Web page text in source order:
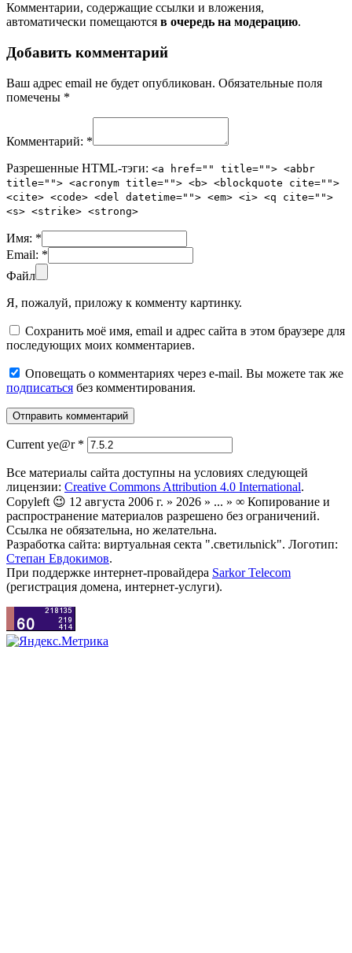
Комментарии, содержащие ссылки и вложения,
автоматически помещаются в очередь на модерацию.
Добавить комментарий
Ваш адрес email не будет опубликован. Обязательные поля
помечены *
Комментарий: *
Разрешенные HTML-тэги: <a href="" title=""> <abbr
title=""> <acronym title=""> <b> <blockquote cite="">
<cite> <code> <del datetime=""> <em> <i> <q cite="">
<s> <strike> <strong>
Имя: *
Email: *
Файл
Я, пожалуй, приложу к комменту картинку.
Сохранить моё имя, email и адрес сайта в этом браузере для
последующих моих комментариев.
Оповещать о комментариях через e-mail. Вы можете так же
подписаться без комментирования.
Current ye@r *
Все материалы сайта доступны на условиях следующей
лицензии: Creative Commons Attribution 4.0 International.
Copyleft 😉 12 августа 2006 г. » 2026 » ... » ∞ Копирование и
распространение материалов разрешено без ограничений.
Ссылка не обязательна, но желательна.
Разработка сайта: виртуальная секта ".светильnick". Логотип:
Степан Евдокимов.
При поддержке интернет-провайдера Sarkor Telecom
(регистрация домена, интернет-услуги).